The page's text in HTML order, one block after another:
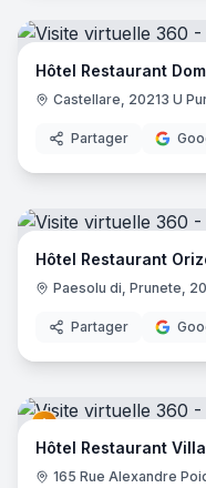
Hôtel Restaurant
Castellare, 20213 U
Partager
Hôtel Restaurant
Paesolu di, Prunete,
Partager
Hôtel Restaurant
165 Rue Alexandre